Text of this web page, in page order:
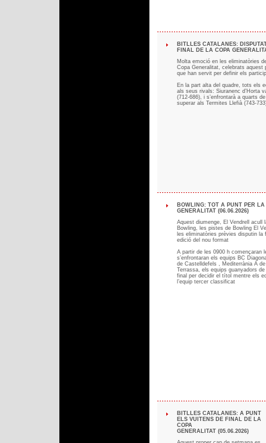
BITLLES CATALANES:
FINAL DE LA COPA
Molta emoció en les eliminatòries
Copa Generalitat, celebrats aquest
que han servit per definir els
En la part alta del quadre, tots els
als seus rivals: Siuranenc d’Horta
(712-686), i s’enfrontarà a quarts
superar als Termites Llefià (743-
BOWLING: TOT A PUNT PER
GENERALITAT (06.06.2026)
Aquest diumenge, El Vendrell acull
Bowling, les pistes de Bowling El
les eliminatòries prèvies disputin
edició del nou format
A partir de les 0900 h començaran
s’enfrontaran els equips BC
de Castelldefels , Mediterrània A
Terrassa, els equips guanyadors
final per decidir el títol mentre els
l’equip tercer classificat
BITLLES CATALANES: A PUNT
ELS VUITENS DE FINAL DE LA
COPA
GENERALITAT (05.06.2026)